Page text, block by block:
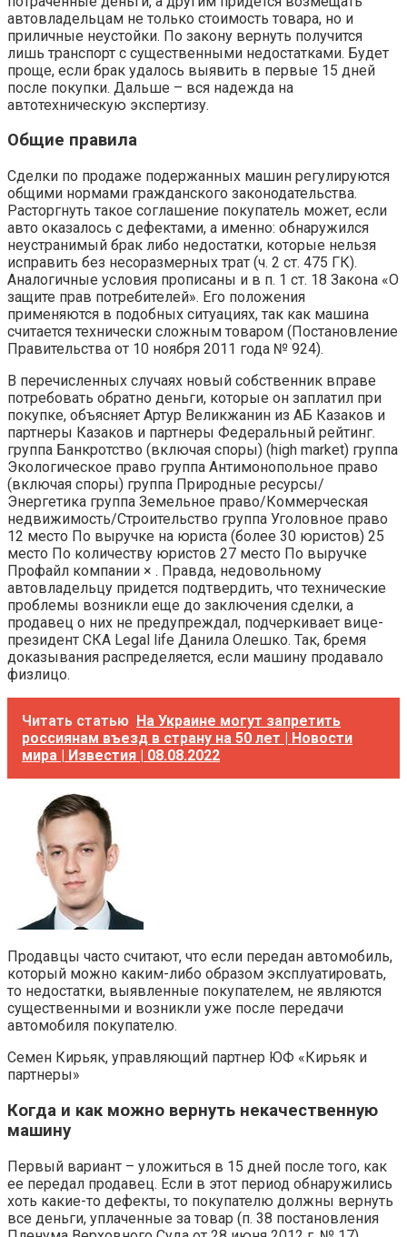
автовладельцам не только стоимость товара, но и
приличные неустойки. По закону вернуть получится
лишь транспорт с существенными недостатками. Будет
проще, если брак удалось выявить в первые 15 дней
после покупки. Дальше – вся надежда на
автотехническую экспертизу.
Общие правила
Сделки по продаже подержанных машин регулируются
общими нормами гражданского законодательства.
Расторгнуть такое соглашение покупатель может, если
авто оказалось с дефектами, а именно: обнаружился
неустранимый брак либо недостатки, которые нельзя
исправить без несоразмерных трат (ч. 2 ст. 475 ГК).
Аналогичные условия прописаны и в п. 1 ст. 18 Закона «О
защите прав потребителей». Его положения
применяются в подобных ситуациях, так как машина
считается технически сложным товаром (Постановление
Правительства от 10 ноября 2011 года № 924).
В перечисленных случаях новый собственник вправе
потребовать обратно деньги, которые он заплатил при
покупке, объясняет Артур Великжанин из АБ Казаков и
партнеры Казаков и партнеры Федеральный рейтинг.
группа Банкротство (включая споры) (high market) группа
Экологическое право группа Антимонопольное право
(включая споры) группа Природные ресурсы/
Энергетика группа Земельное право/Коммерческая
недвижимость/Строительство группа Уголовное право
12 место По выручке на юриста (более 30 юристов) 25
место По количеству юристов 27 место По выручке
Профайл компании × . Правда, недовольному
автовладельцу придется подтвердить, что технические
проблемы возникли еще до заключения сделки, а
продавец о них не предупреждал, подчеркивает вице-
президент СКА Legal life Данила Олешко. Так, бремя
доказывания распределяется, если машину продавало
физлицо.
Читать статью На Украине могут запретить
россиянам въезд в страну на 50 лет | Новости
мира | Известия | 08.08.2022
Продавцы часто считают, что если передан автомобиль,
который можно каким-либо образом эксплуатировать,
то недостатки, выявленные покупателем, не являются
существенными и возникли уже после передачи
автомобиля покупателю.
Семен Кирьяк, управляющий партнер ЮФ «Кирьяк и
партнеры»
Когда и как можно вернуть некачественную
машину
Первый вариант – уложиться в 15 дней после того, как
ее передал продавец. Если в этот период обнаружились
хоть какие-то дефекты, то покупателю должны вернуть
все деньги, уплаченные за товар (п. 38 постановления